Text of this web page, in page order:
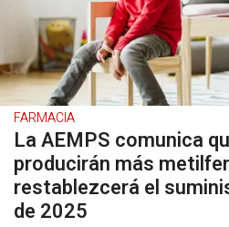
FARMACIA
La AEMPS comunica
producirán más
restablezcerá el
de 2025